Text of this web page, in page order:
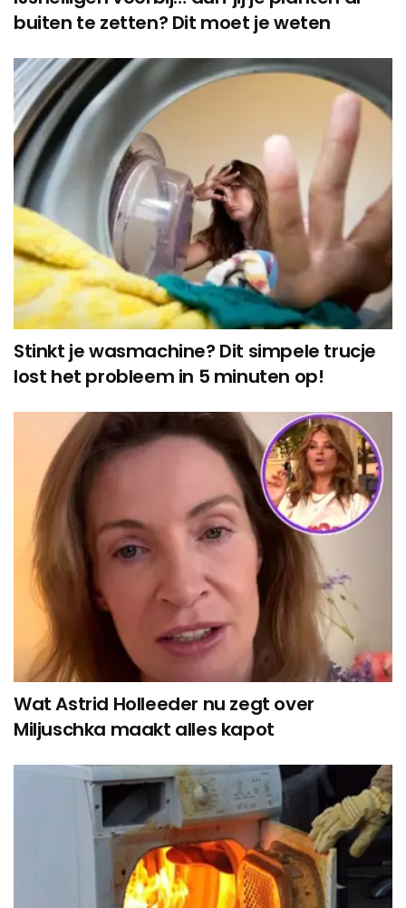
buiten te zetten? Dit moet je weten
Stinkt je wasmachine? Dit simpele trucje
lost het probleem in 5 minuten op!
Wat Astrid Holleeder nu zegt over
Miljuschka maakt alles kapot